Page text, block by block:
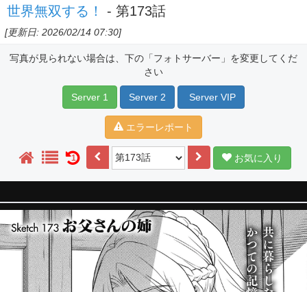
世界無双する！
- 第173話
[更新日: 2026/02/14 07:30]
写真が見られない場合は、下の「フォトサーバー」を変更してくだ
さい
Server 1 Server 2 Server VIP
エラーレポート
1 お気に入り